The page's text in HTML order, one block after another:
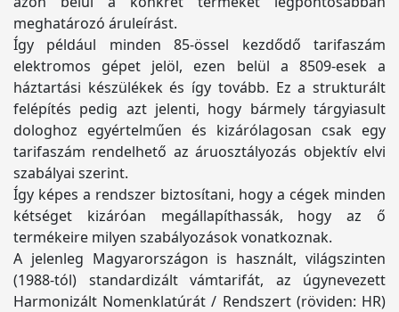
meghatározó áruleírást.
Így például minden 85-össel kezdődő tarifaszám
elektromos gépet jelöl, ezen belül a 8509-esek a
háztartási készülékek és így tovább. Ez a strukturált
felépítés pedig azt jelenti, hogy bármely tárgyiasult
dologhoz egyértelműen és kizárólagosan csak egy
tarifaszám rendelhető az áruosztályozás objektív elvi
szabályai szerint.
Így képes a rendszer biztosítani, hogy a cégek minden
kétséget kizáróan megállapíthassák, hogy az ő
termékeire milyen szabályozások vonatkoznak.
A jelenleg Magyarországon is használt, világszinten
(1988-tól) standardizált vámtarifát, az úgynevezett
Harmonizált Nomenklatúrát / Rendszert (röviden: HR)